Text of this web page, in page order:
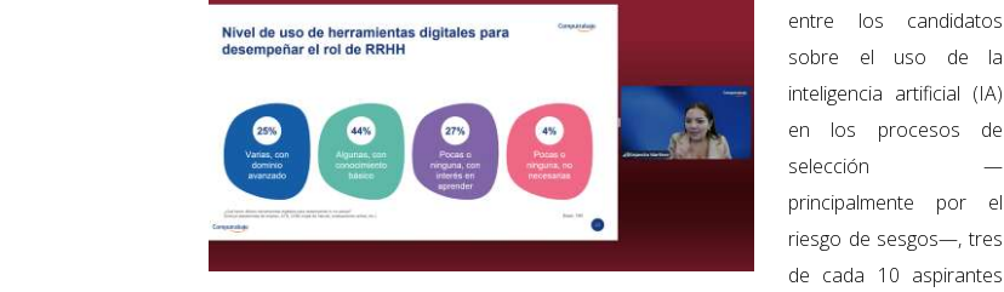
entre los candidatos
sobre el uso de la
inteligencia artificial (IA)
en los procesos de
selección —
principalmente por el
riesgo de sesgos—, tres
de cada 10 aspirantes